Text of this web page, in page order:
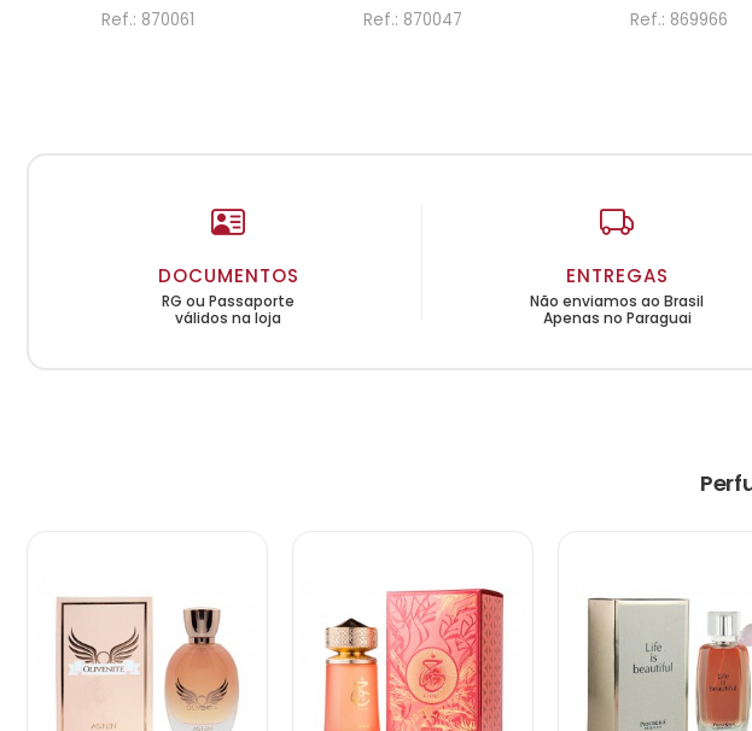
Ref.: 870061 Ref.: 870047 Ref.: 869966
DOCUMENTOS
RG ou Passaporte
válidos na loja
ENTREGAS
Não enviamos ao Brasil
Apenas no Paraguai